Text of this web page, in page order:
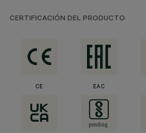
CERTIFICACIÓN DEL PRODUCTO
CE EAC